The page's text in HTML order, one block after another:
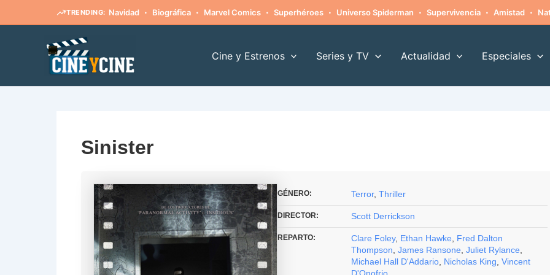
TRENDING: Navidad · Biográfica · Marvel Comics · Superhéroes · Universo Spiderman · Supervivencia · Amistad ·
Cine y Estrenos Series y TV Actualidad Especiales
Sinister
GÉNERO: Terror, Thriller
DIRECTOR: Scott Derrickson
REPARTO: Clare Foley, Ethan Hawke
Fred Dalton
Thompson James Ransone Juliet Rylance
Michael Hall D'Addario Nicholas King Vincent